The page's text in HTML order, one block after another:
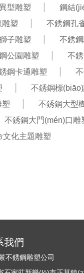
型雕塑 鋼結
雕塑 不銹鋼孔
子雕塑 不銹
公園雕塑 不
鋼卡通雕塑
不銹鋼標
塑 不銹鋼大型
不銹鋼大門(mén)口雕
文化主題雕塑
我們
不銹鋼雕塑公司